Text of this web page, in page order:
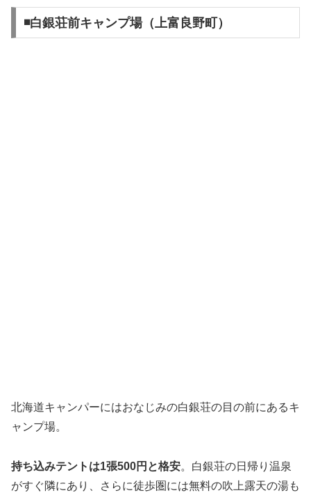
◾️白銀荘前キャンプ場（上富良野町）
北海道キャンパーにはおなじみの白銀荘の目の前にあるキ
ャンプ場。
持ち込みテントは1張500円と格安。白銀荘の日帰り温泉
がすぐ隣にあり、さらに徒歩圏には無料の吹上露天の湯も